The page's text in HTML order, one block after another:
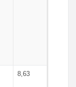
8,63